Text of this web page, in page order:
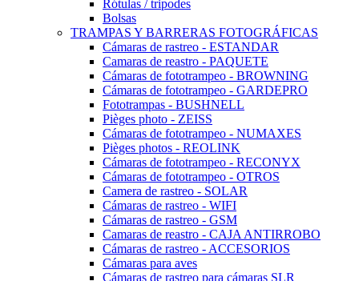
Rótulas / tripodes
Bolsas
TRAMPAS Y BARRERAS FOTOGRÁFICAS
Cámaras de rastreo - ESTANDAR
Camaras de reastro - PAQUETE
Cámaras de fototrampeo - BROWNING
Cámaras de fototrampeo - GARDEPRO
Fototrampas - BUSHNELL
Pièges photo - ZEISS
Cámaras de fototrampeo - NUMAXES
Pièges photos - REOLINK
Cámaras de fototrampeo - RECONYX
Cámaras de fototrampeo - OTROS
Camera de rastreo - SOLAR
Cámaras de rastreo - WIFI
Cámaras de rastreo - GSM
Camaras de reastro - CAJA ANTIRROBO
Cámaras de rastreo - ACCESORIOS
Cámaras para aves
Cámaras de rastreo para cámaras SLR